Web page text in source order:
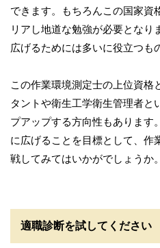
できます。もちろんこの国家資
リアし地道な勉強が必要となり
広げるためには多いに役立つも
この作業環境測定士の上位資格
タントや衛生工学衛生管理者と
プアップする方向性もあります
に広げることを目標として、作
戦してみてはいかがでしょうか。
適職診断を試してください